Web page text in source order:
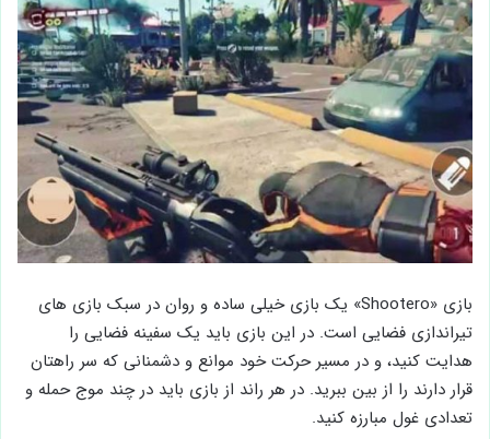
بازی «Shootero» یک بازی خیلی ساده و روان در سبک بازی های
تیراندازی فضایی است. در این بازی باید یک سفینه فضایی را
هدایت کنید، و در مسیر حرکت خود موانع و دشمنانی که سر راهتان
قرار دارند را از بین ببرید. در هر راند از بازی باید در چند موج حمله و
تعدادی غول مبارزه کنید.